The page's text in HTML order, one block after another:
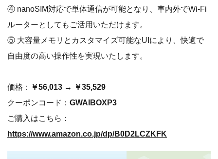
④ nanoSIM対応で単体通信が可能となり、車内外でWi-Fi
ルーターとしてもご活用いただけます。
⑤ 大容量メモリとカスタマイズ可能なUIにより、快適で
自由度の高い操作性を実現いたします。
価格： ￥56,013 → ￥35,529
クーポンコード： GWAIBOXP3
ご購入はこちら：
https://www.amazon.co.jp/dp/B0D2LCZKFK